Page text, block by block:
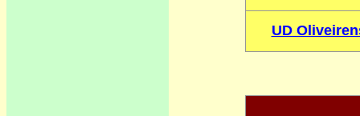
UD